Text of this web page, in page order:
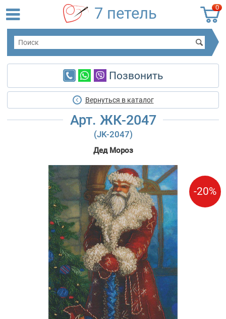
0
7 петель
Позвонить
Вернуться в каталог
Арт. ЖК-2047
(JK-2047)
Дед Мороз
-20%